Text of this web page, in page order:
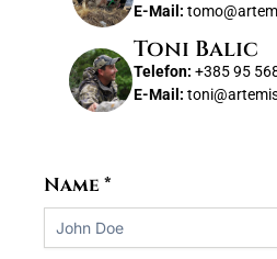
E-Mail:
Toni Balic
Telefon: +385 95
E-Mail:
Name*